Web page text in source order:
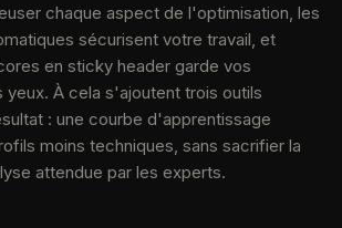
chaque aspect de l'optimisation, les
sécurisent votre travail, et
en sticky header garde vos
À cela s'ajoutent trois outils
: une courbe d'apprentissage
moins techniques, sans sacrifier la
attendue par les experts.